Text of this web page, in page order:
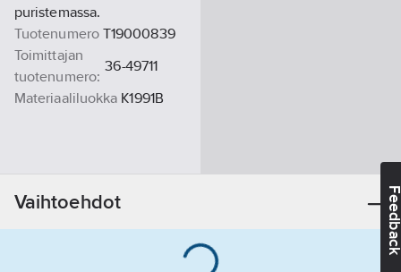
puristemassa.
Tuotenumero T19000839
Toimittajan
tuotenumero:
36-49711
Materiaaliluokka K1991B
Vaihtoehdot